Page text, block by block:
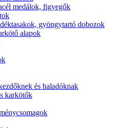
medálok, figyegők
gyöngytartó dobozok
alapok
és haladóknak
karkötők